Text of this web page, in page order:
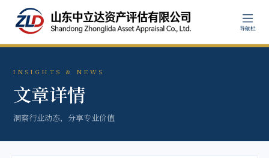
导航栏
INSIGHTS & NEWS
文章详情
洞察行业动态，分享专业价值